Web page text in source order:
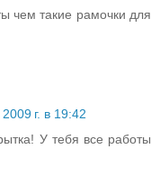
чем такие рамочки для
г. в 19:42
У тебя все работы